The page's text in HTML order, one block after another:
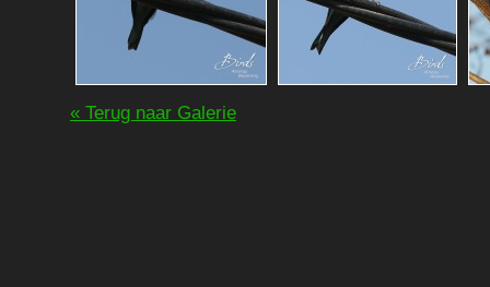
« Terug naar Galerie